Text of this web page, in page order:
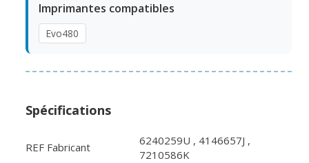
Imprimantes compatibles
Evo480
Spécifications
REF Fabricant
6240259U , 4146657J ,
7210586K